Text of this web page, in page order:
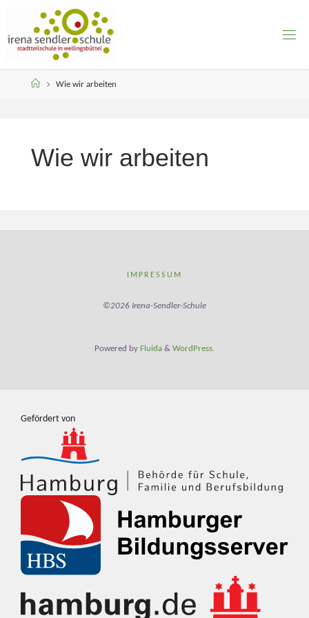
content
HomeWie wir arbeiten
Wie wir arbeiten
IMPRESSUM
©2026 Irena-Sendler-Schule
Powered by Fluida & WordPress.
Gefördert von